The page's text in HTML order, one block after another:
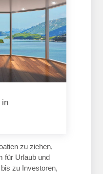
in
zu ziehen,
für Urlaub und
zu Investoren,